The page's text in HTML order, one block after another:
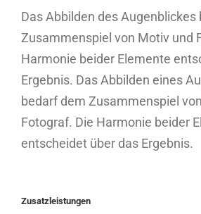
Das Abbilden des Augenblickes
Zusammenspiel von Motiv und
Harmonie beider Elemente
Ergebnis. Das Abbilden eines
bedarf dem Zusammenspiel
Fotograf. Die Harmonie beider
entscheidet über das Ergebnis.
Zusatzleistungen